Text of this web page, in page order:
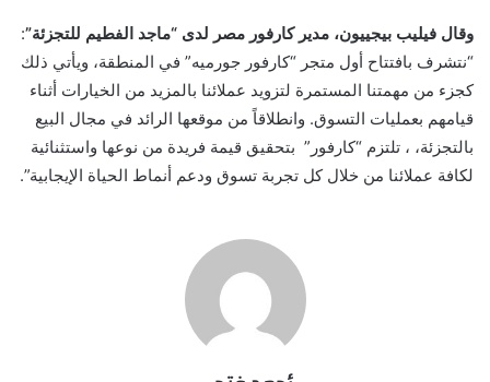
وقال فيليب بيجييون، مدير كارفور مصر لدى “ماجد الفطيم للتجزئة”:
“نتشرف بافتتاح أول متجر “كارفور جورميه” في المنطقة، ويأتي ذلك
كجزء من مهمتنا المستمرة لتزويد عملائنا بالمزيد من الخيارات أثناء
قيامهم بعمليات التسوق. وانطلاقاً من موقعها الرائد في مجال البيع
بالتجزئة، ، تلتزم “كارفور” بتحقيق قيمة فريدة من نوعها واستثنائية
لكافة عملائنا من خلال كل تجربة تسوق ودعم أنماط الحياة الإيجابية”.